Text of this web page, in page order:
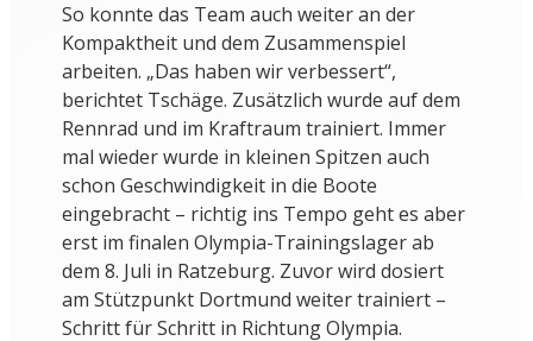
So konnte das Team auch weiter an der
Kompaktheit und dem Zusammenspiel
arbeiten. „Das haben wir verbessert“,
berichtet Tschäge. Zusätzlich wurde auf dem
Rennrad und im Kraftraum trainiert. Immer
mal wieder wurde in kleinen Spitzen auch
schon Geschwindigkeit in die Boote
eingebracht – richtig ins Tempo geht es aber
erst im finalen Olympia-Trainingslager ab
dem 8. Juli in Ratzeburg. Zuvor wird dosiert
am Stützpunkt Dortmund weiter trainiert –
Schritt für Schritt in Richtung Olympia.